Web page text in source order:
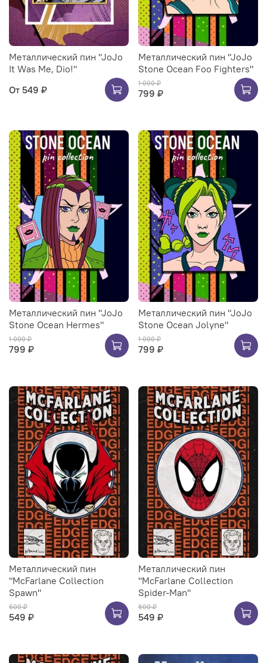
Металлический пин "JoJo
It Was Me, Dio!"
От 549 ₽
Металлический пин "JoJo
Stone Ocean Foo Fighters"
1 000 ₽
799 ₽
Металлический пин "JoJo
Stone Ocean Hermes"
1 000 ₽
799 ₽
Металлический пин "JoJo
Stone Ocean Jolyne"
1 000 ₽
799 ₽
Металлический пин
"McFarlane Collection
Spawn"
600 ₽
549 ₽
Металлический пин
"McFarlane Collection
Spider-Man"
600 ₽
549 ₽